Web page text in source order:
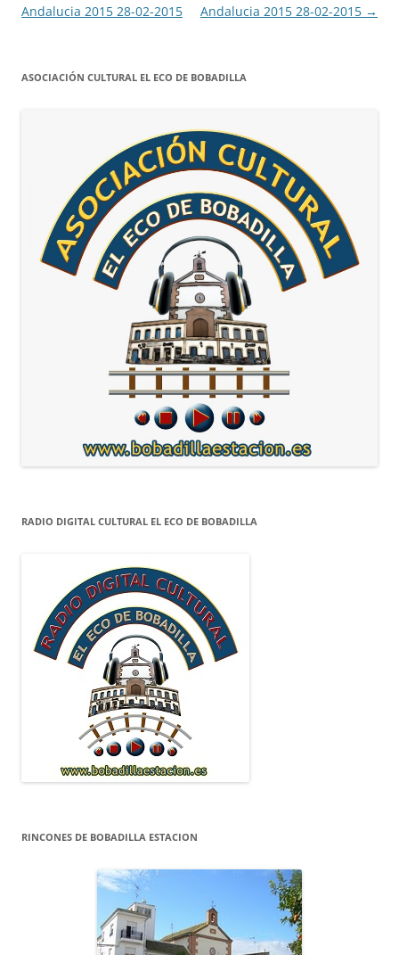
de
Andalucia 2015 28-02-2015
Andalucia 2015 28-02-2015 →
ASOCIACIÓN CULTURAL EL ECO DE BOBADILLA
RADIO DIGITAL CULTURAL EL ECO DE BOBADILLA
RINCONES DE BOBADILLA ESTACION